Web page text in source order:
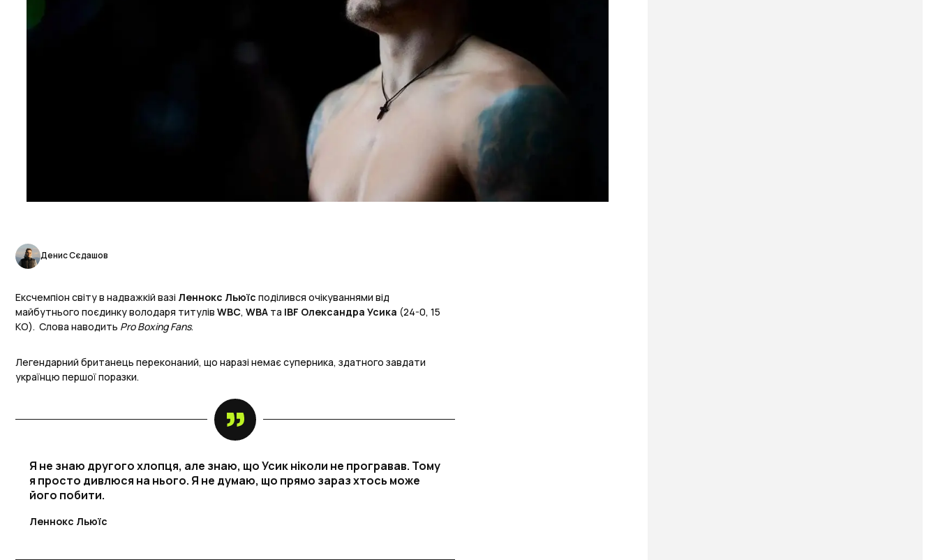
Денис Сєдашов
Ексчемпіон світу в надважкій вазі Леннокс Льюїс поділився очікуваннями від
майбутнього поєдинку володаря титулів WBC, WBA та IBF Олександра Усика (24-0, 15
КО). Слова наводить Pro Boxing Fans.
Легендарний британець переконаний, що наразі немає суперника, здатного завдати
українцю першої поразки.
Я не знаю другого хлопця, але знаю, що Усик ніколи не програвав. Тому
я просто дивлюся на нього. Я не думаю, що прямо зараз хтось може
його побити.
Леннокс Льюїс